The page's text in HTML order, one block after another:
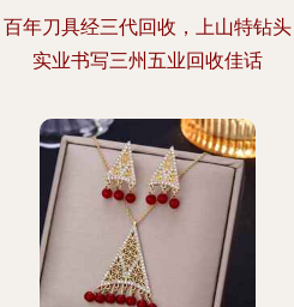
百年刀具经三代回收，上山特钻头
实业书写三州五业回收佳话